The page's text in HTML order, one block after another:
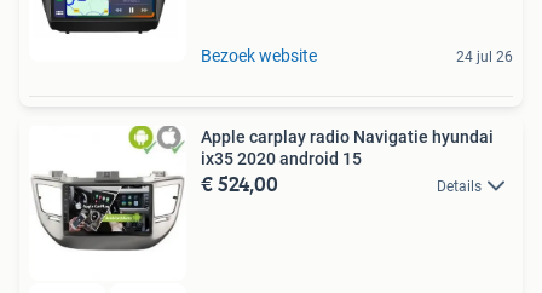
Bezoek website 24 jul 26
Apple carplay radio Navigatie hyundai
ix35 2020 android 15
€ 524,00 Details